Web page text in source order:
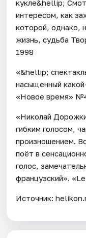
кукле&hellip;
интересом, как
которой, однако,
жизнь, судьба
1998
«&hellip;
насыщенный
«Новое время»
«Николай
гибким голосом,
произношением.
поёт в
голос,
французский».
Источник: